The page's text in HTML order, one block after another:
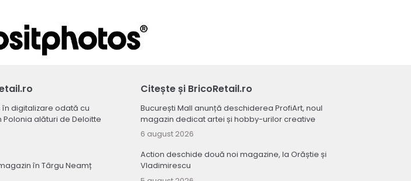
digitalizare odată cu
alături de Deloitte
în Târgu Neamț
Citește și BricoRetail.ro
București Mall anunță deschiderea ProfiArt, noul
magazin dedicat artei și hobby-urilor creative
6 august 2026
Action deschide două noi magazine, la Orăștie și
Vladimirescu